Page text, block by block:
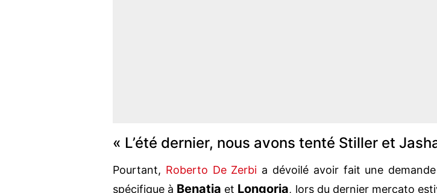
« L’été dernier, nous avons tenté Stiller et
Pourtant, Roberto De Zerbi a dévoilé avoir fait une
spécifique à Benatia et Longoria, lors du dernier mercato